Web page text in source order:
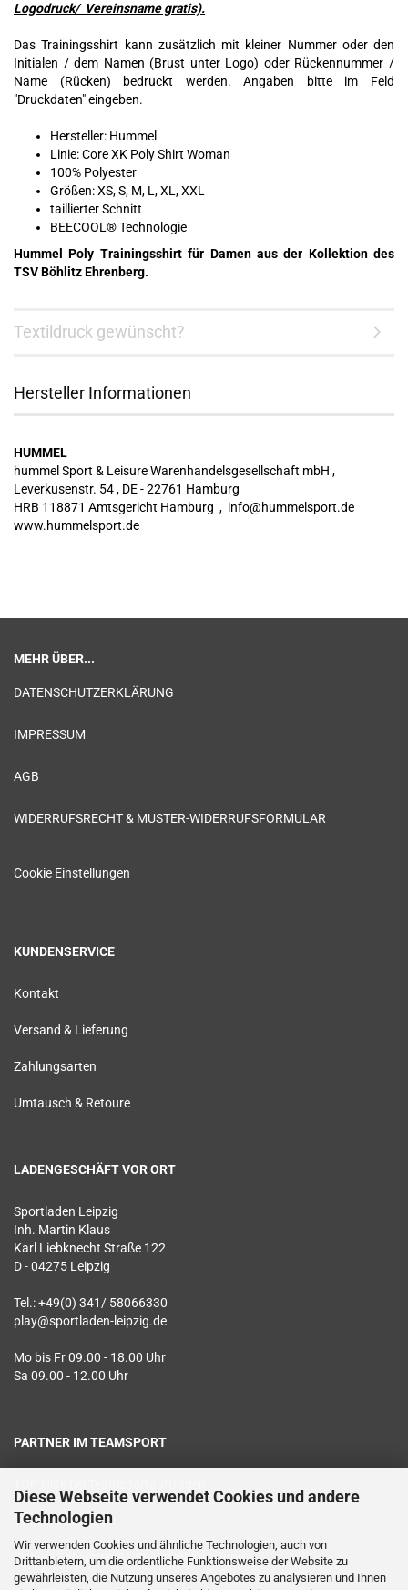
Diese Webseite verwendet Cookies und andere
Technologien
Wir verwenden Cookies und ähnliche Technologien, auch von
Drittanbietern, um die ordentliche Funktionsweise der Website zu
gewährleisten, die Nutzung unseres Angebotes zu analysieren und Ihnen
Logodruck/ Vereinsname gratis).
Das Trainingsshirt kann zusätzlich mit kleiner Nummer oder den
Initialen / dem Namen (Brust unter Logo) oder Rückennummer /
Name (Rücken) bedruckt werden. Angaben bitte im Feld
"Druckdaten" eingeben.
Hersteller: Hummel
Linie: Core XK Poly Shirt Woman
100% Polyester
Größen: XS, S, M, L, XL, XXL
taillierter Schnitt
BEECOOL® Technologie
Hummel Poly Trainingsshirt für Damen aus der Kollektion des
TSV Böhlitz Ehrenberg.
Textildruck gewünscht?
Hersteller Informationen
HUMMEL
hummel Sport & Leisure Warenhandelsgesellschaft mbH ,
Leverkusenstr. 54 , DE - 22761 Hamburg
HRB 118871 Amtsgericht Hamburg , info@hummelsport.de
www.hummelsport.de
MEHR ÜBER...
DATENSCHUTZERKLÄRUNG
IMPRESSUM
AGB
WIDERRUFSRECHT & MUSTER-WIDERRUFSFORMULAR
Cookie Einstellungen
KUNDENSERVICE
Kontakt
Versand & Lieferung
Zahlungsarten
Umtausch & Retoure
LADENGESCHÄFT VOR ORT
Sportladen Leipzig
Inh. Martin Klaus
Karl Liebknecht Straße 122
D - 04275 Leipzig
Tel.: +49(0) 341/ 58066330
play@sportladen-leipzig.de
Mo bis Fr 09.00 - 18.00 Uhr
Sa 09.00 - 12.00 Uhr
PARTNER IM TEAMSPORT
Textildruck vor Ort
Sichere Zahlung mit SSL Verschlüsselung